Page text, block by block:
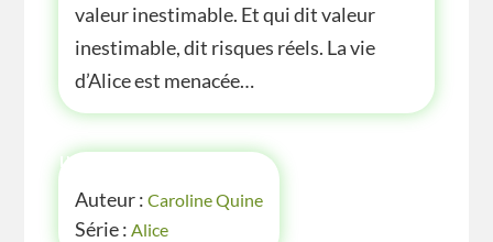
valeur inestimable. Et qui dit valeur
inestimable, dit risques réels. La vie
d’Alice est menacée…
INFOS
Auteur : Caroline Quine
Série : Alice